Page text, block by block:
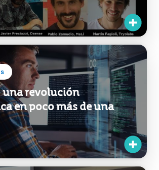
una revolución
en poco más de una